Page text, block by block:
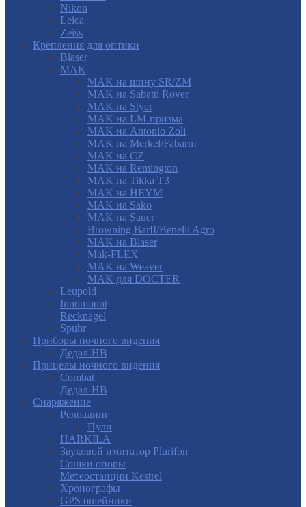
Nikon
Leica
Zeiss
Крепления для оптики
Blaser
MAK
MAK на шину SR/ZM
MAK на Sabatti Rover
MAK на Styer
MAK на LM-призма
MAK на Antonio Zoli
MAK на Merkel/Fabarm
MAK на CZ
MAK на Remington
MAK на Tikka T3
MAK на HEYM
MAK на Sako
MAK на Sauer
Browning BarII/Benelli Agro
MAK на Blaser
Mak-FLEX
MAK на Weaver
MAK для DOCTER
Leupold
Innomount
Recknagel
Spuhr
Приборы ночного видения
Дедал-НВ
Прицелы ночного видения
Combat
Дедал-НВ
Снаряжение
Релоадинг
Пули
HARKILA
Звуковой имитатор Plurifon
Сошки опоры
Метеостанции Kestrel
Хронографы
GPS ошейники